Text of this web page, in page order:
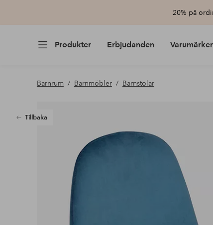
20% på
Produkter Erbjudanden
Barnrum Barnmöbler Barnstolar
Tillbaka